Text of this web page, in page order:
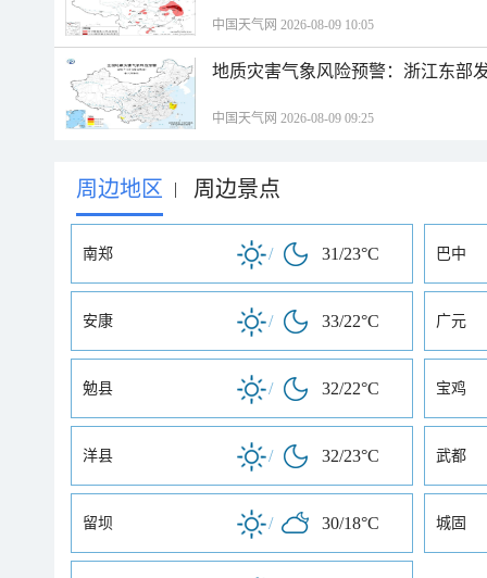
中国天气网 2026-08-09 10:05
地质灾害气象风险预警：浙江东部
中国天气网 2026-08-09 09:25
周边地区 | 周边景点
南郑 / 31/23°C 巴中
安康 / 33/22°C 广元
勉县 / 32/22°C 宝鸡
洋县 / 32/23°C 武都
留坝 / 30/18°C 城固